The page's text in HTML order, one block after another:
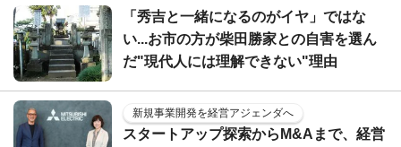
「秀吉と一緒になるのがイヤ」ではな
い...お市の方が柴田勝家との自害を選ん
だ"現代人には理解できない"理由
新規事業開発を経営アジェンダへ
スタートアップ探索からM&Aまで、経営